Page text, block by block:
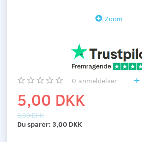
Zoom
0 anmeldelser
5,00 DKK
8,00 DKK
Du sparer: 3,00 DKK